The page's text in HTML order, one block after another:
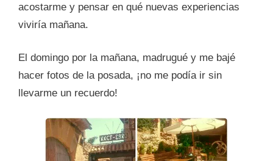
acostarme y pensar en qué nuevas experiencias
viviría mañana.
El domingo por la mañana, madrugué y me bajé
hacer fotos de la posada, ¡no me podía ir sin
llevarme un recuerdo!